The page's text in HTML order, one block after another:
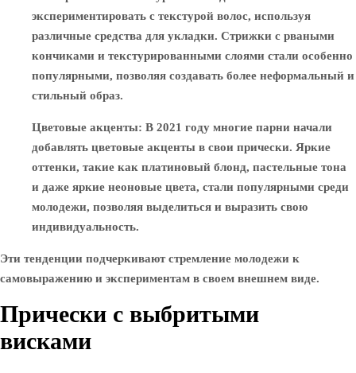
экспериментировать с текстурой волос, используя
различные средства для укладки. Стрижки с рваными
кончиками и текстурированными слоями стали особенно
популярными, позволяя создавать более неформальный и
стильный образ.
Цветовые акценты: В 2021 году многие парни начали
добавлять цветовые акценты в свои прически. Яркие
оттенки, такие как платиновый блонд, пастельные тона
и даже яркие неоновые цвета, стали популярными среди
молодежи, позволяя выделиться и выразить свою
индивидуальность.
Эти тенденции подчеркивают стремление молодежи к
самовыражению и экспериментам в своем внешнем виде.
Прически с выбритыми
висками